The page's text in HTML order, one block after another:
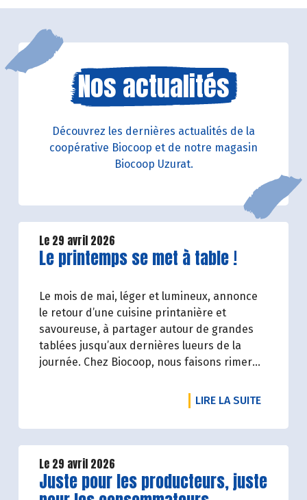
Nos actualités
Découvrez les dernières actualités de la
coopérative Biocoop et de notre magasin
Biocoop Uzurat.
Le 29 avril 2026
Lire la suite de l'article
Le printemps se met à table !
Le mois de mai, léger et lumineux, annonce
le retour d’une cuisine printanière et
savoureuse, à partager autour de grandes
tablées jusqu’aux dernières lueurs de la
journée. Chez Biocoop, nous faisons rimer
composer vos plats de saison nous vous
avons concocté une petite sélection
printanière jusqu’à -20% du 30/04 au
27/05/2026. Sortez les nappes fleuries, on
s’occupe du goût !
LIRE LA SUITEDE
Le 29 avril 2026
Lire la suite de l'article
Juste pour les producteurs, juste